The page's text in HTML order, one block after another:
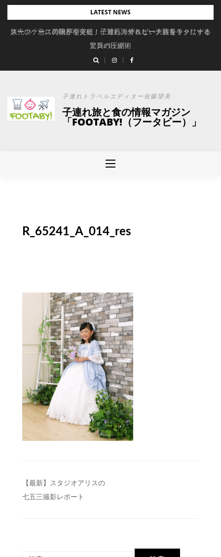
Skip
content
LATEST NEWS
旅先の「急に荷物が増えた」に対応。ずれない大容量キャリーオ
ンバッグ
スーツケースの限界を突破！子連れ海外＆ビーチ旅をラクにする
驚異の圧縮術
子連れトラベルエディター佐藤望美
子連れ旅と食の情報マガジン
「FOOTABY!（フータビー）」
R_65241_A_014_res
投
稿
【最新】スタジオアリスの
七五三撮影レポート